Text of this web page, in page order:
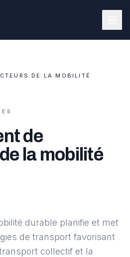
DE LA MOBILITÉ
de
la mobilité
durable planifie et met
de transport favorisant
collectif et la